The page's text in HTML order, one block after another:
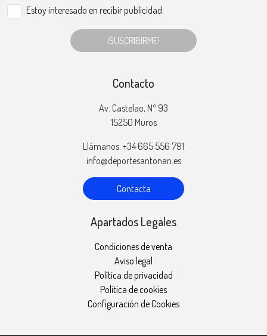
Estoy interesado en recibir publicidad.
¡SUSCRIBIRME!
Contacto
Av. Castelao, Nº 93
15250 Muros
Llámanos: +34 665 556 791
info@deportesantonan.es
Contacta
Apartados Legales
Condiciones de venta
Aviso legal
Política de privacidad
Política de cookies
Configuración de Cookies